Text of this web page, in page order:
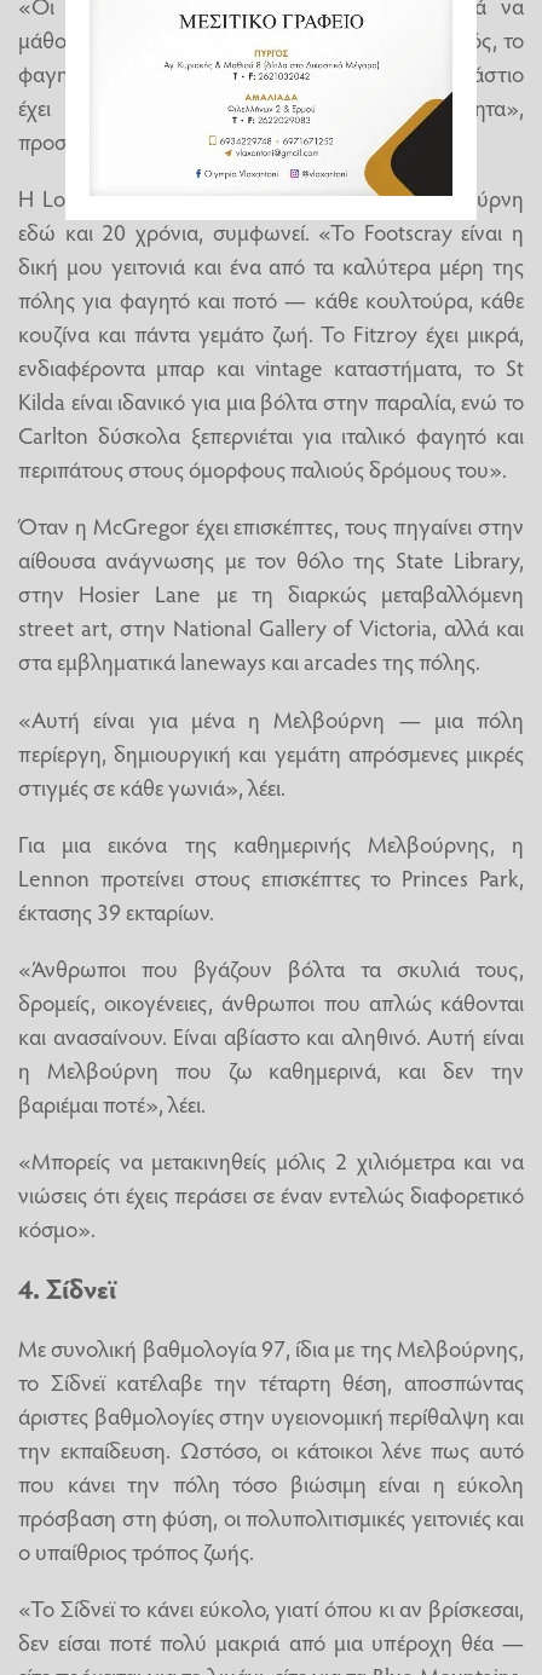
μάθουν ποιος είσαι. Και μετά υπάρχει ο πολιτισμός, το
φαγητό, η μουσική, η μόδα, η τέχνη. Κάθε προάστιο
έχει τη δική του ατμόσφαιρα και ταυτότητα»,
προσθέτει.
Η Lou McGregor, Σκωτσέζα που ζει στη Μελβούρνη
εδώ και 20 χρόνια, συμφωνεί. «Το Footscray είναι η
δική μου γειτονιά και ένα από τα καλύτερα μέρη της
πόλης για φαγητό και ποτό — κάθε κουλτούρα, κάθε
κουζίνα και πάντα γεμάτο ζωή. Το Fitzroy έχει μικρά,
ενδιαφέροντα μπαρ και vintage καταστήματα, το St
Kilda είναι ιδανικό για μια βόλτα στην παραλία, ενώ το
Carlton δύσκολα ξεπερνιέται για ιταλικό φαγητό και
περιπάτους στους όμορφους παλιούς δρόμους του».
Όταν η McGregor έχει επισκέπτες, τους πηγαίνει στην
αίθουσα ανάγνωσης με τον θόλο της State Library,
στην Hosier Lane με τη διαρκώς μεταβαλλόμενη
street art, στην National Gallery of Victoria, αλλά και
στα εμβληματικά laneways και arcades της πόλης.
«Αυτή είναι για μένα η Μελβούρνη — μια πόλη
περίεργη, δημιουργική και γεμάτη απρόσμενες μικρές
στιγμές σε κάθε γωνιά», λέει.
Για μια εικόνα της καθημερινής Μελβούρνης, η
Lennon προτείνει στους επισκέπτες το Princes Park,
έκτασης 39 εκταρίων.
«Άνθρωποι που βγάζουν βόλτα τα σκυλιά τους,
δρομείς, οικογένειες, άνθρωποι που απλώς κάθονται
και ανασαίνουν. Είναι αβίαστο και αληθινό. Αυτή είναι
η Μελβούρνη που ζω καθημερινά, και δεν την
βαριέμαι ποτέ», λέει.
«Μπορείς να μετακινηθείς μόλις 2 χιλιόμετρα και να
νιώσεις ότι έχεις περάσει σε έναν εντελώς διαφορετικό
κόσμο».
4. Σίδνεϊ
Με συνολική βαθμολογία 97, ίδια με της Μελβούρνης,
το Σίδνεϊ κατέλαβε την τέταρτη θέση, αποσπώντας
άριστες βαθμολογίες στην υγειονομική περίθαλψη και
την εκπαίδευση. Ωστόσο, οι κάτοικοι λένε πως αυτό
που κάνει την πόλη τόσο βιώσιμη είναι η εύκολη
πρόσβαση στη φύση, οι πολυπολιτισμικές γειτονιές και
ο υπαίθριος τρόπος ζωής.
«Το Σίδνεϊ το κάνει εύκολο, γιατί όπου κι αν βρίσκεσαι,
δεν είσαι ποτέ πολύ μακριά από μια υπέροχη θέα —